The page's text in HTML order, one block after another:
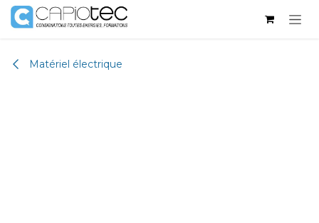
Se rendre au contenu
Matériel électrique